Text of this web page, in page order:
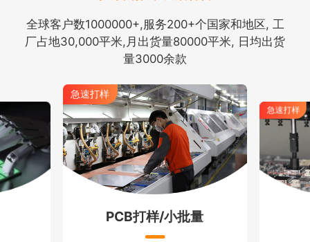
全球客户数1000000+,服务200+个国家和地区, 工
厂占地30,000平米,月出货量80000平米, 日均出货
量3000余款
急速打样
PCB打样/小批量
急速打样